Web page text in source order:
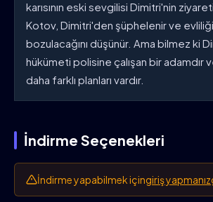
karısının eski sevgilisi Dimitri'nin
Kotov, Dimitri'den şüphelenir ve
bozulacağını düşünür. Ama bilmez ki
hükümeti polisine çalışan bir adamdır
daha farklı planları vardır.
İndirme Seçenekleri
İndirme yapabilmek içingiriş yapmanız